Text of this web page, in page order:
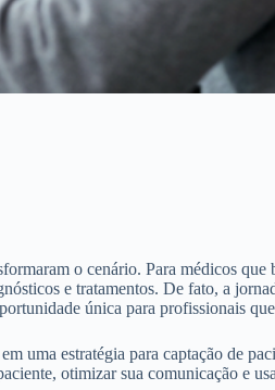
o cenário. Para médicos
e tratamentos. De fato, a
única para profissionais
uma estratégia para captação de
otimizar sua comunicação e